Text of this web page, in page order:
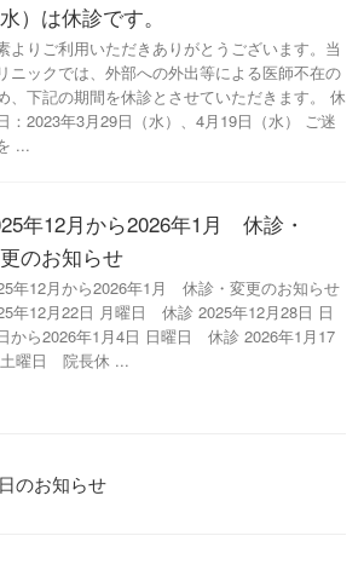
水）は休診です。
よりご利用いただきありがとうございます。当
ニックでは、外部への外出等による医師不在の
、下記の期間を休診とさせていただきます。 休
：2023年3月29日（水）、4月19日（水） ご迷
...
年12月から2026年1月 休診・
のお知らせ
年12月から2026年1月 休診・変更のお知らせ
年12月22日 月曜日 休診 2025年12月28日 日
から2026年1月4日 日曜日 休診 2026年1月17
曜日 院長休 ...
のお知らせ